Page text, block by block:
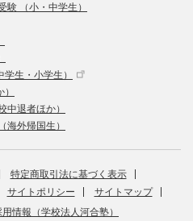
験 （小・中学生）
生・小学生）
中退者ほか）
外帰国生）
特定商取引法に基づく表示
サイトポリシー
サイトマップ
用情報（学校法人河合塾）